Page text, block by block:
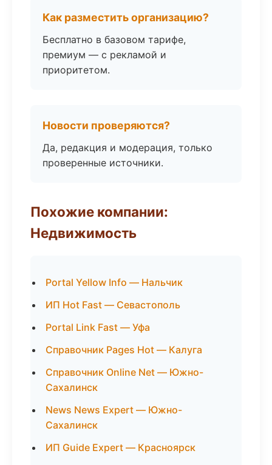
Как разместить организацию?
Бесплатно в базовом тарифе,
премиум — с рекламой и
приоритетом.
Новости проверяются?
Да, редакция и модерация, только
проверенные источники.
Похожие компании:
Недвижимость
Portal Yellow Info — Нальчик
ИП Hot Fast — Севастополь
Portal Link Fast — Уфа
Справочник Pages Hot — Калуга
Справочник Online Net — Южно-
Сахалинск
News News Expert — Южно-
Сахалинск
ИП Guide Expert — Красноярск